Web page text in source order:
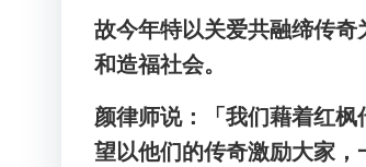
故今年特以关爱共融缔传
和造福社会。
颜律师说：「我们藉着红
望以他们的传奇激励大家